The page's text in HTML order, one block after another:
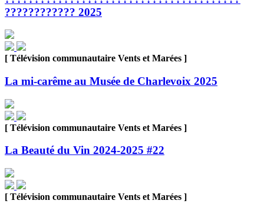
???????????? 2025
[ Télévision communautaire Vents et Marées ]
La mi-carême au Musée de Charlevoix 2025
[ Télévision communautaire Vents et Marées ]
La Beauté du Vin 2024-2025 #22
[ Télévision communautaire Vents et Marées ]